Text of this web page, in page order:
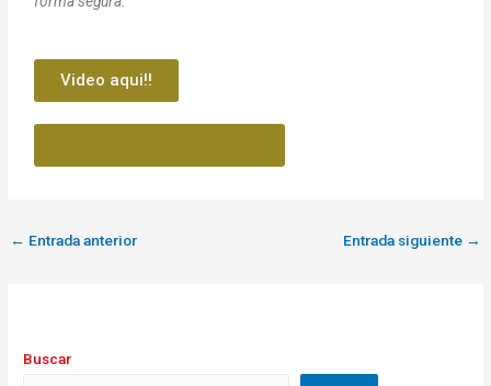
Video aqui!!
← Entrada anterior Entrada siguiente →
Buscar